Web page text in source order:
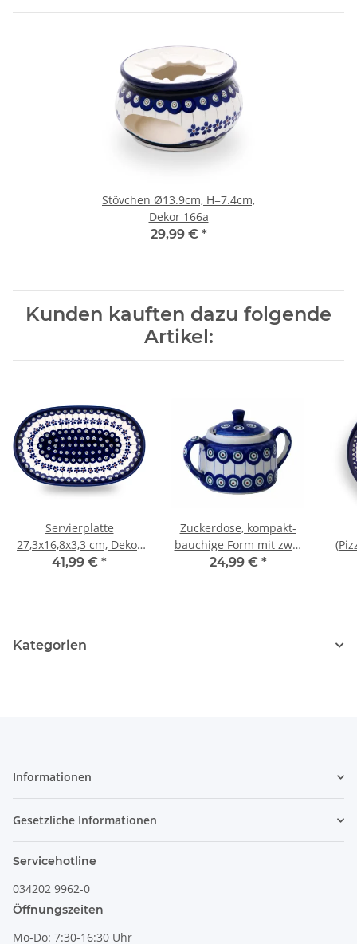
Stövchen Ø13.9cm, H=7.4cm,
Dekor 166a
29,99 € *
Kunden kauften dazu folgende
Artikel:
Servierplatte
27,3x16,8x3,3 cm, Dekor
166a
41,99 € *
Zuckerdose, kompakt-
bauchige Form mit zwei
Henkeln und flachem
24,99 € *
Kategorien
Informationen
Gesetzliche Informationen
Servicehotline
034202 9962-0
Öffnungszeiten
Mo-Do: 7:30-16:30 Uhr